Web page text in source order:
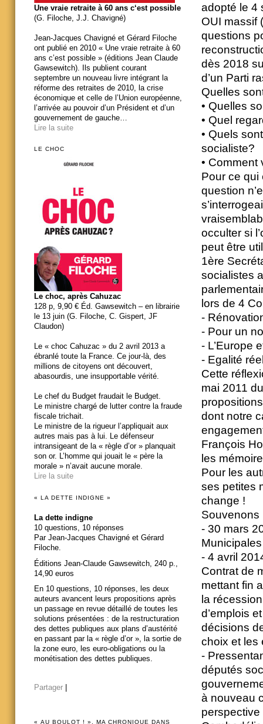
adopté le 4
OUI massif
questions
dès 2018
d’un Parti
Quelles
• Quelles
• Quel
• Quels
socialiste?
•
Pour ce qui
question
occulter si
peut être
1ère
socialistes
lors de 4
-
- Pour un
- L’Europe
- Egalité
Cette
mai 2011
dont notre
François
les
Pour les
ses petites
change !
Souvenons
- 30 mars
- 4 avril
Contrat de
mettant fin
la
d’emplois
décisions
choix et les
-
députés
à nouveau
perspective
Une vraie retraite à 60 ans c‘est possible
(G. Filoche, J.J. Chavigné)
Jean-Jacques Chavigné et Gérard Filoche
ont publié en 2010 « Une vraie retraite à 60
ans c’est possible » (éditions Jean Claude
Gawsewitch). Ils publient courant
septembre un nouveau livre intégrant la
réforme des retraites de 2010, la crise
économique et celle de l’Union européenne,
l’arrivée au pouvoir d’un Président et d’un
gouvernement de gauche…
Lire la suite
LE CHOC
Le choc, après Cahuzac
128 p, 9,90 € Éd. Gawsewitch – en librairie
le 13 juin (G. Filoche, C. Gispert, JF
Claudon)
Le « choc Cahuzac » du 2 avril 2013 a
ébranlé toute la France. Ce jour-là, des
millions de citoyens ont découvert,
abasourdis, une insupportable vérité.
Le chef du Budget fraudait le Budget.
Le ministre chargé de lutter contre la fraude
fiscale trichait.
Le ministre de la rigueur l’appliquait aux
autres mais pas à lui. Le défenseur
intransigeant de la « règle d’or » planquait
son or. L’homme qui jouait le « père la
morale » n’avait aucune morale.
Lire la suite
« LA DETTE INDIGNE »
La dette indigne
10 questions, 10 réponses
Par Jean-Jacques Chavigné et Gérard
Filoche.
Éditions Jean-Claude Gawsewitch, 240 p.,
14,90 euros
En 10 questions, 10 réponses, les deux
auteurs avancent leurs propositions après
un passage en revue détaillé de toutes les
solutions présentées : de la restructuration
des dettes publiques aux plans d’austérité
en passant par la « règle d’or », la sortie de
la zone euro, les euro-obligations ou la
monétisation des dettes publiques.
Partager
« AU BOULOT ! », MA CHRONIQUE DANS